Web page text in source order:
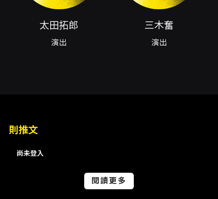
Plus 卡米地＋（台北市中山區復興北路480
號）。 - 高雄場：2026/07/04（六）18:30，
場地：洛克音樂藝文展演空間（高雄市前金區六
合二路145號B1）。 - 台中場：
無中場休息。建議 12 歲以上觀眾觀賞。演出以中
資訊 - 主辦單位／聯絡：卡米地 Live Comedy
屬：吉本興業（Yoshimoto Kogyo）。 - 開賣
時間：本場票券於 5 月 18 日中午 12:30 開賣
太田拓郎
演出
三木奮
演出
則推文
尚未登入
閱讀更多